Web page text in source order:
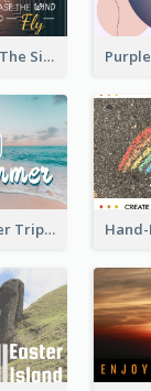
Flying Out OF The Sides Post Card
Casual Summer Trip Post Card